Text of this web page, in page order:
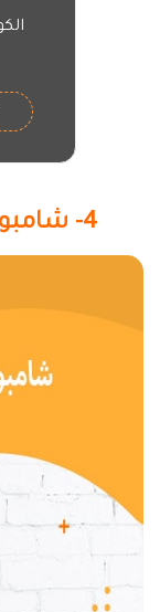
4- شامبو Dove for Damaged Hair